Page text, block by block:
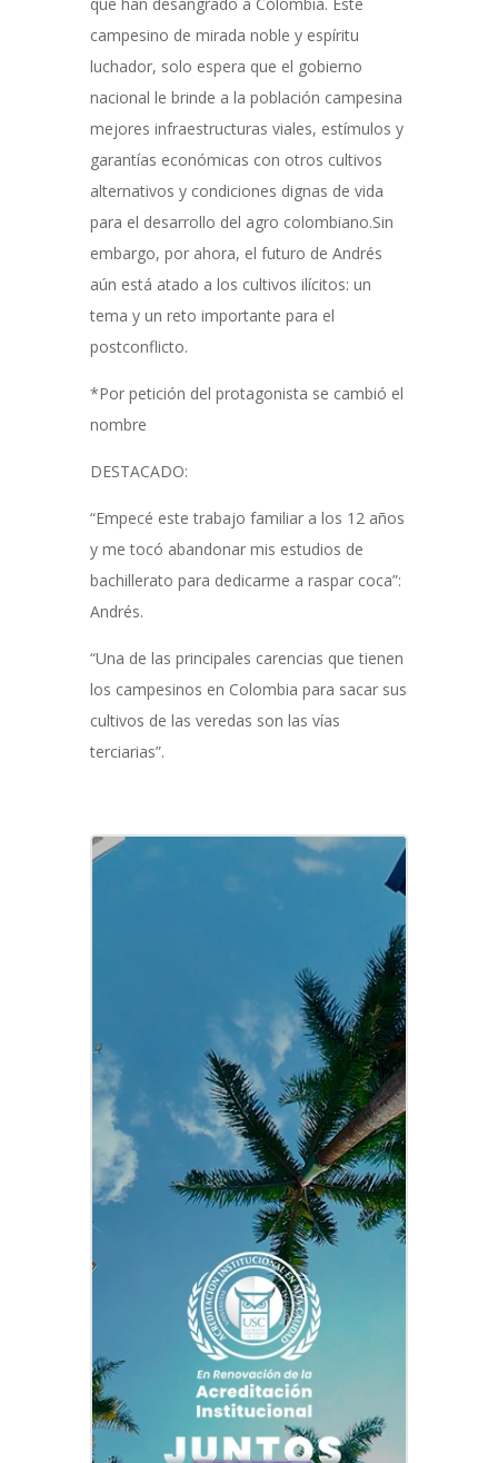
campesino de mirada noble y espíritu
luchador, solo espera que el gobierno
nacional le brinde a la población campesina
mejores infraestructuras viales, estímulos y
garantías económicas con otros cultivos
alternativos y condiciones dignas de vida
para el desarrollo del agro colombiano.Sin
embargo, por ahora, el futuro de Andrés
aún está atado a los cultivos ilícitos: un
tema y un reto importante para el
postconflicto.
*Por petición del protagonista se cambió el
nombre
DESTACADO:
“Empecé este trabajo familiar a los 12 años
y me tocó abandonar mis estudios de
bachillerato para dedicarme a raspar coca”:
Andrés.
“Una de las principales carencias que tienen
los campesinos en Colombia para sacar sus
cultivos de las veredas son las vías
terciarias”.